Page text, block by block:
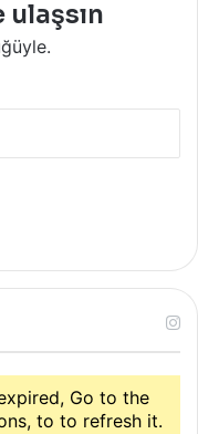
Go to the
to to refresh it.